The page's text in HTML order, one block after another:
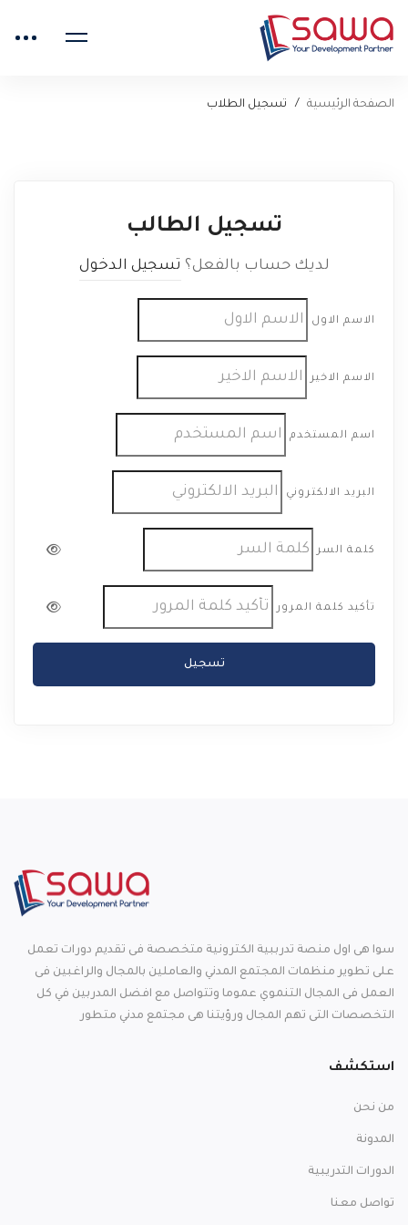
الصفحة الرئيسية تسجيل الطلاب
تسجيل الطالب
لديك حساب بالفعل؟ تسجيل الدخول
الاسم الاول
الاسم الاخير
اسم المستخدم
البريد الالكتروني
كلمة السر
تأكيد كلمة المرور
تسجيل
سوا هى اول منصة تدرببية الكترونية متخصصة فى تقديم دورات تعمل
على تطوير منظمات المجتمع المدني والعاملين بالمجال والراغبين فى
العمل فى المجال التنموي عموما وتتواصل مع افضل المدربين في كل
التخصصات التى تهم المجال ورؤيتنا هى مجتمع مدني متطور
استكشف
من نحن
المدونة
الدورات التدريبية
تواصل معنا